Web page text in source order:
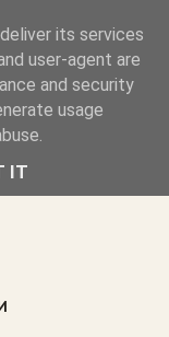
нови книги
·
its services
user-agent are
and security
usage
IT